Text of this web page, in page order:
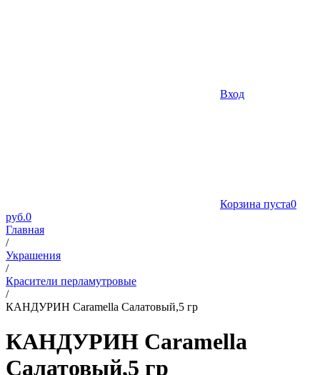
Вход
Корзина пуста0
руб.0
Главная
/
Украшения
/
Красители перламутровые
/
КАНДУРИН Caramella Салатовый,5 гр
КАНДУРИН Caramella
Салатовый,5 гр